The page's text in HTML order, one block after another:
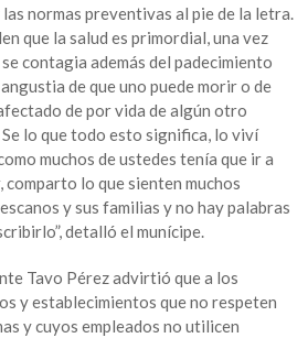
normas preventivas al pie de la letra.
que la salud es primordial, una vez
contagia además del padecimiento
de que uno puede morir o de
de por vida de algún otro
lo que todo esto significa, lo viví
muchos de ustedes tenía que ir a
comparto lo que sienten muchos
y sus familias y no hay palabras
detalló el munícipe.
Tavo Pérez advirtió que a los
y establecimientos que no respeten
y cuyos empleados no utilicen